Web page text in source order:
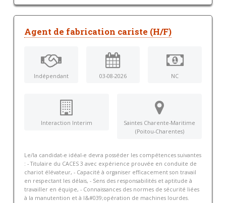
Agent de fabrication cariste (H/F)
Indépendant 03-08-2026 NC
Interaction Interim
Saintes Charente-Maritime
(Poitou-Charentes)
Le/la candidat-e idéal-e devra posséder les compétences suivantes
: - Titulaire du CACES 3 avec expérience prouvée en conduite de
chariot élévateur, - Capacité à organiser efficacement son travail
en respectant les délais, - Sens des responsabilités et aptitude à
travailler en équipe, - Connaissances des normes de sécurité liées
à la manutention et à l&#039;opération de machines lourdes.